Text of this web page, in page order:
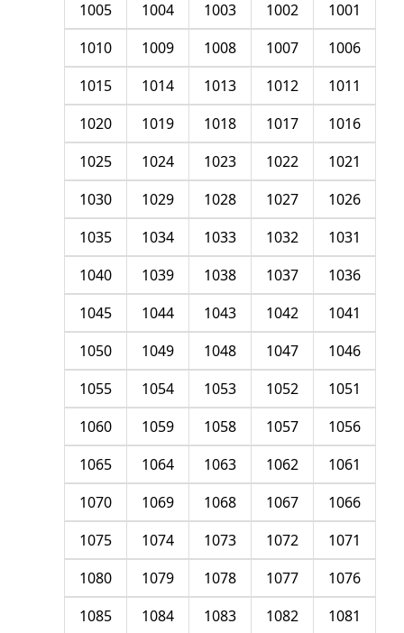
1001
1002
1003
1004
1005
1006
1007
1008
1009
1010
1011
1012
1013
1014
1015
1016
1017
1018
1019
1020
1021
1022
1023
1024
1025
1026
1027
1028
1029
1030
1031
1032
1033
1034
1035
1036
1037
1038
1039
1040
1041
1042
1043
1044
1045
1046
1047
1048
1049
1050
1051
1052
1053
1054
1055
1056
1057
1058
1059
1060
1061
1062
1063
1064
1065
1066
1067
1068
1069
1070
1071
1072
1073
1074
1075
1076
1077
1078
1079
1080
1081
1082
1083
1084
1085